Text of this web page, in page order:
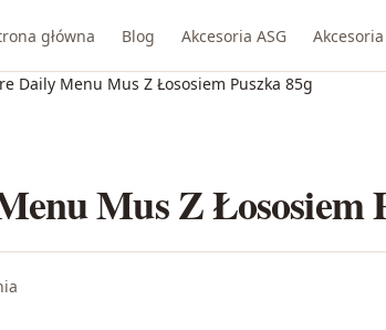
główna Blog Akcesoria ASG
Daily Menu Mus Z Łososiem Puszka 85g
Mus Z Łososiem